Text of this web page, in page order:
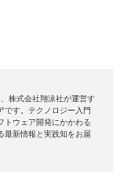
株式会社翔泳社が運営す
です。テクノロジー入門
トウェア開発にかかわる
最新情報と実践知をお届